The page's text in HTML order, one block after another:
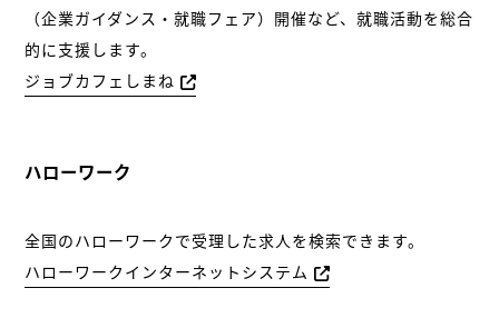
（企業ガイダンス・就職フェア）開催など、就職活動を総合
的に支援します。
ジョブカフェしまね
ハローワーク
全国のハローワークで受理した求人を検索できます。
ハローワークインターネットシステム